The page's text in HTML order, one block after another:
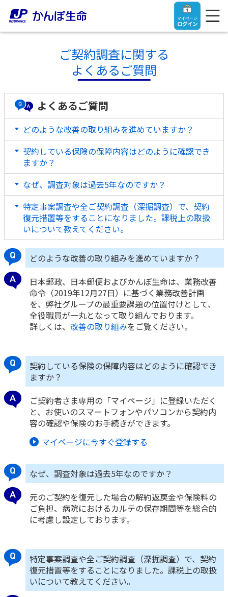
マイページ
ログイン
トップ
ご契約者さま
ご契約者さま
マイページログイン
入院保険金・手術保険金のご請求
お手続き一覧
きっかけ・できごとから探す
マイページでできること
新規登録
ログイン
ご契約内容の確認
お客さまに関する情報等の確認の取り組み
かんぽプラチナライフサービス
ご契約のしおり・約款（Web約款）
保険をご検討中のお客さま
保険をご検討中のお客さま
終身保険
養老保険
定期保険
学資保険
長寿支援保険
お見積りシミュレーション
保険の探し方のポイント
保険かんたん診断
これからのライフイベントでかかる費用とは？
ご契約手続きの流れ
保険料のお払込方法
保険用語集
お問い合わせ
法人のお客さま
【まずはご相談ください】企業経営でお悩みの方はこ
ちら
法人のお客さま向け商品一覧
目的から探す
お役立ち情報
かんぽ生命の団体取扱い
法人向け資料請求
お問い合わせ先
お役立ち情報
かんぽのLifeサポートナビ
医療
お金
子育て
ライフプラン
健康情報
かんぽ生命について
経営理念・経営戦略
会社概要
財務情報
株主・投資家のみなさまへ
日本郵政グループとしての取り組み
採用情報
かんぽブランド
かんぽ生命のサステナビリティ
よくあるご質問
お問い合わせ
株主・投資家のみなさまへ
採用情報
English
ご契約調査に関する
よくあるご質問
よくあるご質問
どのような改善の取り組みを進めていますか？
契約している保険の保障内容はどのように確認でき
ますか？
なぜ、調査対象は過去5年なのですか？
特定事案調査や全ご契約調査（深掘調査）で、契約
復元措置等をすることになりました。課税上の取扱
いについて教えてください。
どのような改善の取り組みを進めていますか？
日本郵政、日本郵便およびかんぽ生命は、業務改善
命令（2019年12月27日）に基づく業務改善計画
を、弊社グループの最重要課題の位置付けとして、
全役職員が一丸となって取り組んでおります。
詳しくは、 改善の取り組みをご覧ください。
契約している保険の保障内容はどのように確認でき
ますか？
ご契約者さま専用の「マイページ」に登録いただく
と、お使いのスマートフォンやパソコンから契約内
容の確認や保険のお手続きができます。
マイページに今すぐ登録する
なぜ、調査対象は過去5年なのですか？
元のご契約を復元した場合の解約返戻金や保険料の
ご負担、病院におけるカルテの保存期間等を総合的
に考慮し設定しております。
特定事案調査や全ご契約調査（深掘調査）で、契約
復元措置等をすることになりました。課税上の取扱
いについて教えてください。